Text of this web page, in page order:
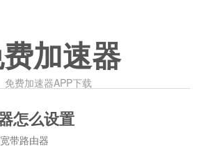
加速器
免费加速器APP下载
怎么设置
带路由器